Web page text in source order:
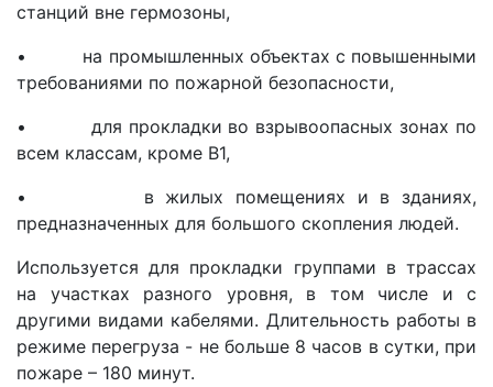
станций вне гермозоны,
• на промышленных объектах с повышенными
требованиями по пожарной безопасности,
• для прокладки во взрывоопасных зонах по
всем классам, кроме В1,
• в жилых помещениях и в зданиях,
предназначенных для большого скопления людей.
Используется для прокладки группами в трассах
на участках разного уровня, в том числе и с
другими видами кабелями. Длительность работы в
режиме перегруза - не больше 8 часов в сутки, при
пожаре – 180 минут.